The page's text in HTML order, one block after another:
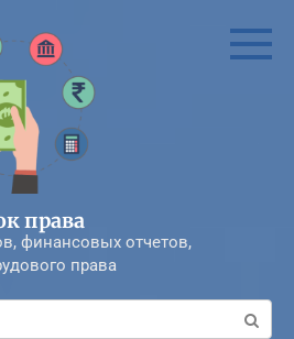
права
финансовых отчетов,
права